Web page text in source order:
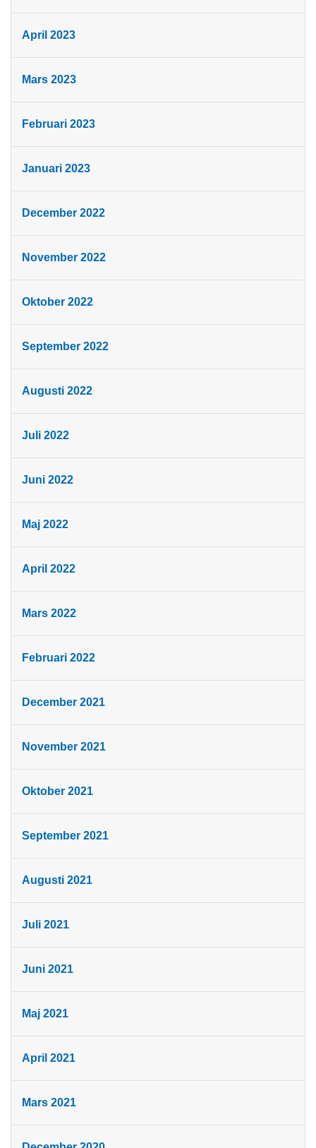
April 2023
Mars 2023
Februari 2023
Januari 2023
December 2022
November 2022
Oktober 2022
September 2022
Augusti 2022
Juli 2022
Juni 2022
Maj 2022
April 2022
Mars 2022
Februari 2022
December 2021
November 2021
Oktober 2021
September 2021
Augusti 2021
Juli 2021
Juni 2021
Maj 2021
April 2021
Mars 2021